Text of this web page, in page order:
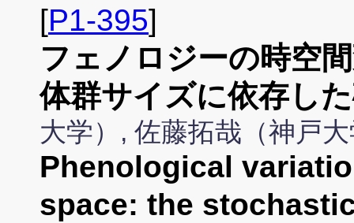
[P1-395]
フェノロジーの時空
体群サイズに依存し
大学）, 佐藤拓哉（神戸
Phenological
space: the